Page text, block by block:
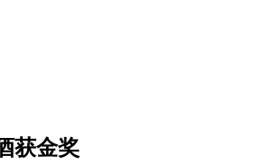
获金奖